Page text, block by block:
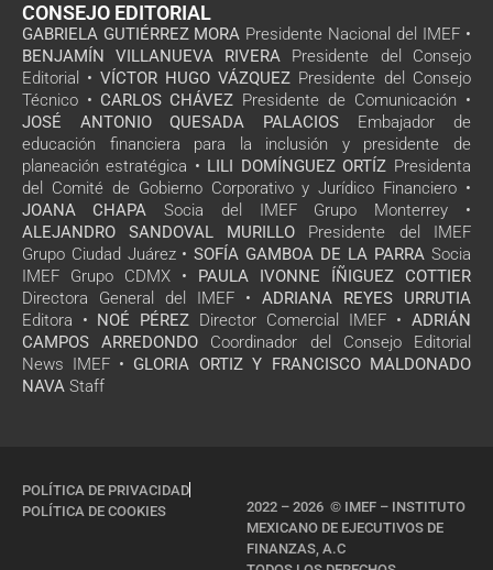
CONSEJO EDITORIAL
GABRIELA GUTIÉRREZ MORA Presidente Nacional del IMEF •
BENJAMÍN VILLANUEVA RIVERA Presidente del Consejo
Editorial • VÍCTOR HUGO VÁZQUEZ Presidente del Consejo
Técnico • CARLOS CHÁVEZ Presidente de Comunicación •
JOSÉ ANTONIO QUESADA PALACIOS Embajador de
educación financiera para la inclusión y presidente de
planeación estratégica • LILI DOMÍNGUEZ ORTÍZ Presidenta
del Comité de Gobierno Corporativo y Jurídico Financiero •
JOANA CHAPA Socia del IMEF Grupo Monterrey •
ALEJANDRO SANDOVAL MURILLO Presidente del IMEF
Grupo Ciudad Juárez • SOFÍA GAMBOA DE LA PARRA Socia
IMEF Grupo CDMX • PAULA IVONNE ÍÑIGUEZ COTTIER
Directora General del IMEF • ADRIANA REYES URRUTIA
Editora • NOÉ PÉREZ Director Comercial IMEF • ADRIÁN
CAMPOS ARREDONDO Coordinador del Consejo Editorial
News IMEF • GLORIA ORTIZ Y FRANCISCO MALDONADO
NAVA Staff
2022 – 2026 © IMEF – INSTITUTO
MEXICANO DE EJECUTIVOS DE
FINANZAS, A.C
POLÍTICA DE PRIVACIDAD
POLÍTICA DE COOKIES